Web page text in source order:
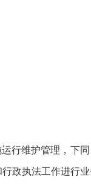
行维护管理，下同
政执法工作进行